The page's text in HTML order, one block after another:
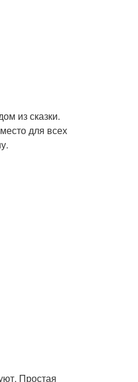
из сказки.
для всех
Простая